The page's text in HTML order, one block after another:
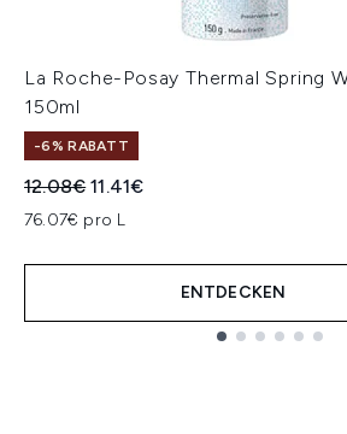
La Roche-Posay Thermal Spring
150ml
-6% RABATT
Unverbindliche Preisempfehlung:
12.08€Aktueller Preis:
11.41€
76.07€ pro L
ENTDECKEN